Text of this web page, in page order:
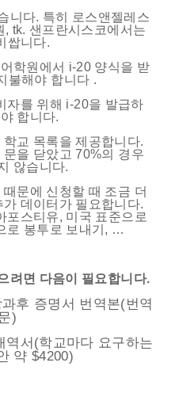
니다. 특히 로스앤젤레스
tk. 샌프란시스코에서는
쌉니다.
학원에서 i-20 양식을 받
불해야 합니다 .
자를 위해 i-20을 발급하
합니다.
교 목록을 제공합니다.
을 닫았고 70%의 경우
않습니다.
문에 신청할 때 조금 더
데이터가 필요합니다.
포스티유, 미국 표준으로
로 봉투로 보내기, …
려면 다음이 필요합니다.
후 증명서 번역본(번역
)
역서(학교마다 요구하는
약 $4200)